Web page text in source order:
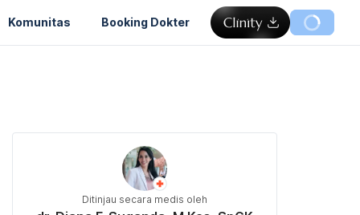
Komunitas Booking Dokter
Ditinjau secara medis oleh